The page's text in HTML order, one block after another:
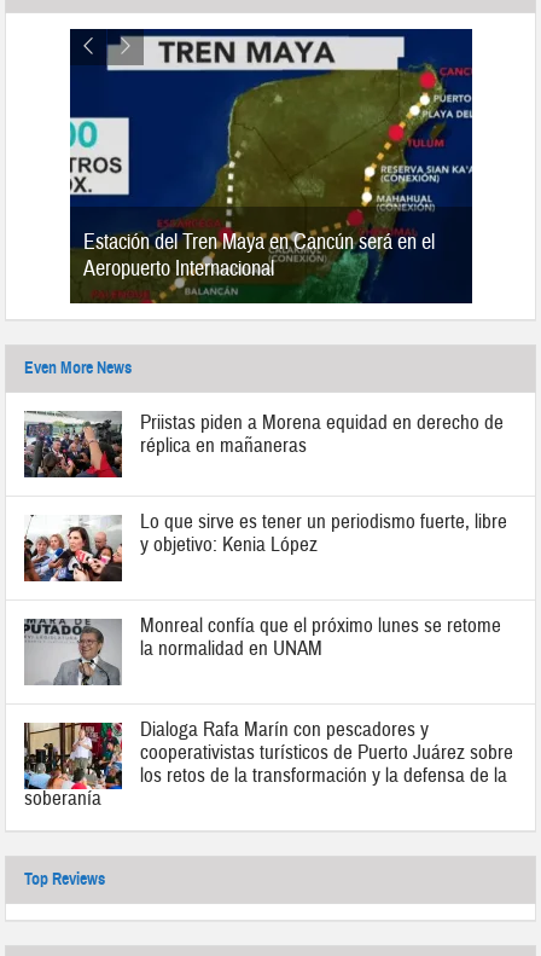
Estación del Tren Maya en Cancún será en el
Aeropuerto Internacional
Even More News
Priistas piden a Morena equidad en derecho de
réplica en mañaneras
Lo que sirve es tener un periodismo fuerte, libre
y objetivo: Kenia López
Monreal confía que el próximo lunes se retome
la normalidad en UNAM
Dialoga Rafa Marín con pescadores y
cooperativistas turísticos de Puerto Juárez sobre
los retos de la transformación y la defensa de la
soberanía
Top Reviews